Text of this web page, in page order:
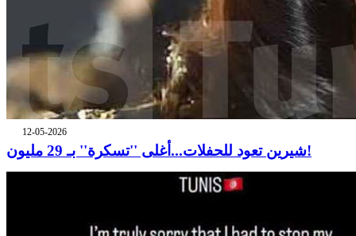
12-05-2026
شيرين تعود للحفلات...أغلى ''تسكرة'' بـ 29 مليون!